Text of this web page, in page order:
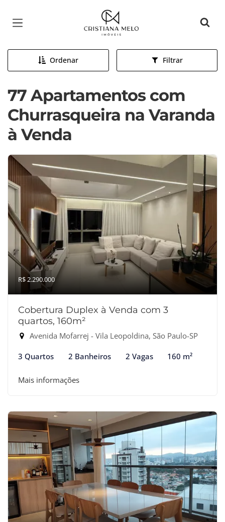
Página inicial
Ordenar Filtrar
77 Apartamentos com
Churrasqueira na Varanda
à Venda
R$ 2.290.000
Cobertura Duplex à Venda com 3
quartos, 160m²
Avenida Mofarrej - Vila Leopoldina, São Paulo-SP
3 Quartos 2 Banheiros 2 Vagas 160 m²
Mais informações